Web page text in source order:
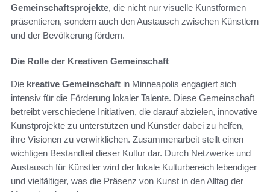
Gemeinschaftsprojekte, die nicht nur visuelle Kunstformen
präsentieren, sondern auch den Austausch zwischen Künstlern
und der Bevölkerung fördern.
Die Rolle der Kreativen Gemeinschaft
Die kreative Gemeinschaft in Minneapolis engagiert sich
intensiv für die Förderung lokaler Talente. Diese Gemeinschaft
betreibt verschiedene Initiativen, die darauf abzielen, innovative
Kunstprojekte zu unterstützen und Künstler dabei zu helfen,
ihre Visionen zu verwirklichen. Zusammenarbeit stellt einen
wichtigen Bestandteil dieser Kultur dar. Durch Netzwerke und
Austausch für Künstler wird der lokale Kulturbereich lebendiger
und vielfältiger, was die Präsenz von Kunst in den Alltag der